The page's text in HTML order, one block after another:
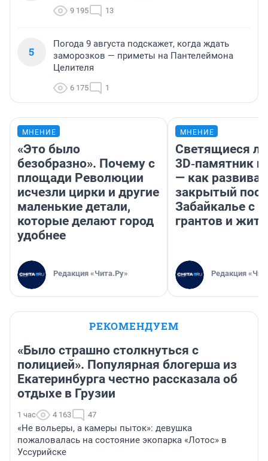
9 195 13
5
Погода 9 августа подскажет, когда ждать
заморозков — приметы на Пантелеймона
Целителя
6 175 1
МНЕНИЕ
«Это было
безобразно». Почему с
площади Революции
исчезли цирки и другие
маленькие детали,
которые делают город
удобнее
Редакция «Чита.Ру»
МНЕНИЕ
Светящиеся
3D‑памятник и
— как
закрытый
Забайкалье с
грантов и
Редакция
РЕКОМЕНДУЕМ
«Было страшно столкнуться с
полицией». Популярная блогерша из
Екатеринбурга честно рассказала об
отдыхе в Грузии
1 час 4 163 47
«Не вольеры, а камеры пыток»: девушка
пожаловалась на состояние экопарка «Лотос» в
Уссурийске